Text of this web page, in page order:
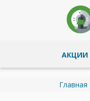
АКЦИИ
Главная